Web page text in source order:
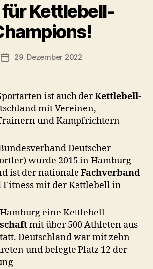
für Kettlebell-
Beitragsautor
o
n
b
-
c
o
n
Beitragsdatum
29. Dezember 2022
ist auch derKettlebell-
mit Vereinen,
und Kampfrichtern
Deutscher
wurde 2015 in Hamburg
ist der nationale Fachverband
Fitness mit der Kettlebell in
eine Kettlebell
mit über 500 Athleten aus
Deutschland war mit zehn
und belegte Platz 12 der